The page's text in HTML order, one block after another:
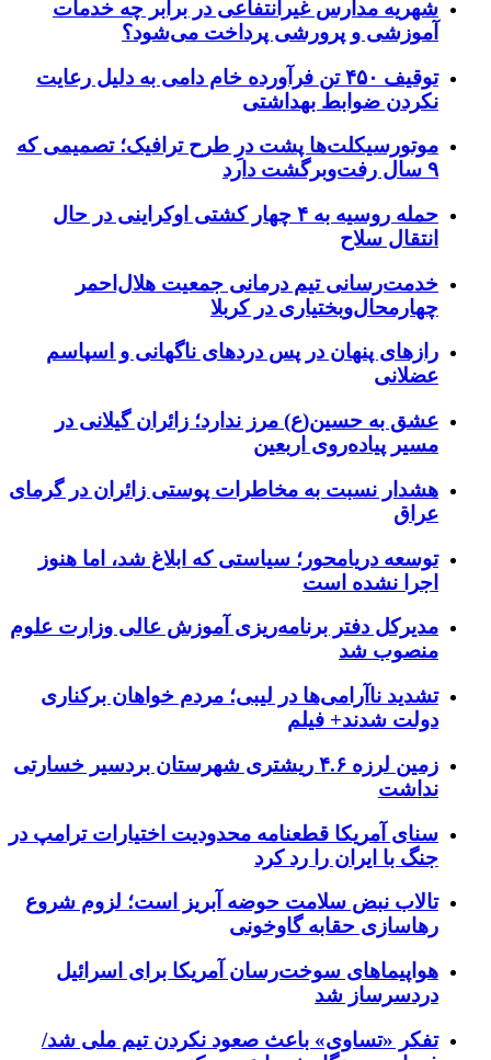
شهریه مدارس غیرانتفاعی در برابر چه خدمات
آموزشی و پرورشی پرداخت می‌شود؟
توقیف ۴۵۰ تن فرآورده خام دامی به دلیل رعایت
نکردن ضوابط بهداشتی
موتورسیکلت‌ها پشت درِ طرح ترافیک؛ تصمیمی که
۹ سال رفت‌وبرگشت دارد
حمله روسیه به ۴ چهار کشتی اوکراینی در حال
انتقال سلاح
خدمت‌رسانی تیم درمانی جمعیت هلال‌احمر
چهارمحال‌وبختیاری در کربلا
رازهای پنهان در پس دردهای ناگهانی و اسپاسم
عضلانی
عشق به حسین(ع) مرز ندارد؛ زائران گیلانی در
مسیر پیاده‌روی اربعین
هشدار نسبت به مخاطرات پوستی زائران در گرمای
عراق
توسعه دریامحور؛ سیاستی که ابلاغ شد، اما هنوز
اجرا نشده است
مدیرکل دفتر برنامه‌ریزی آموزش عالی وزارت علوم
منصوب شد
تشدید ناآرامی‌ها در لیبی؛ مردم خواهان برکناری
دولت شدند+ فیلم
زمین لرزه ۴.۶ ریشتری شهرستان بردسیر خسارتی
نداشت
سنای آمریکا قطعنامه محدودیت اختیارات ترامپ در
جنگ با ایران را رد کرد
تالاب نبض سلامت حوضه آبریز است؛ لزوم شروع
رهاسازی حقابه گاوخونی
هواپیماهای سوخت‌رسان آمریکا برای اسرائیل
دردسرساز شد
تفکر «تساوی» باعث صعود نکردن تیم ملی شد/